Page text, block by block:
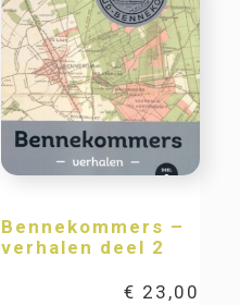
Bennekommers –
verhalen deel 2
€ 23,00